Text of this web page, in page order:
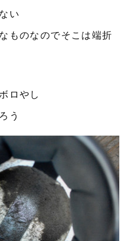
い
ものなのでそこは端折
ロやし
う